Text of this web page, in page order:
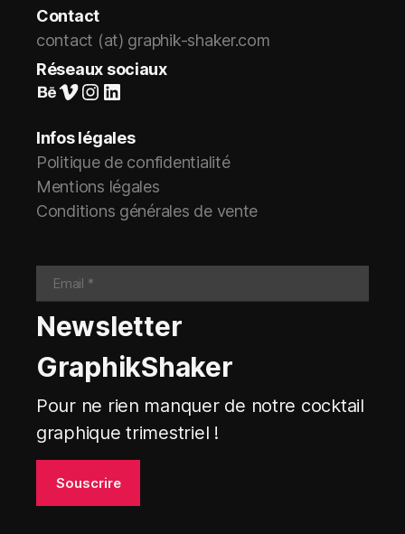
Contact
contact (at) graphik-shaker.com
Réseaux sociaux
Suivez-nous sur Behance
Vimeo
Instagram
LinkedIn
Infos légales
Politique de confidentialité
Mentions légales
Conditions générales de vente
Newsletter
GraphikShaker
Pour ne rien manquer de notre cocktail
graphique trimestriel !